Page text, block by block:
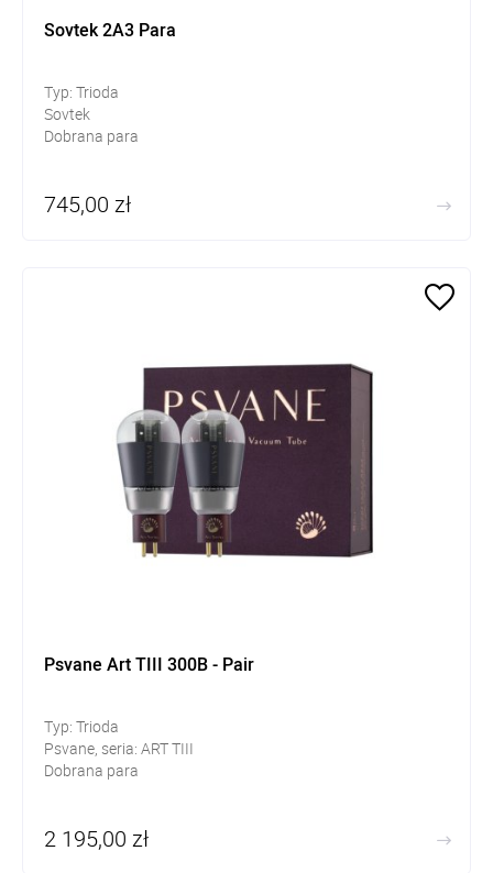
Sovtek 2A3 Para
Typ: Trioda
Sovtek
Dobrana para
745,00 zł
Psvane Art TIII 300B - Pair
Typ: Trioda
Psvane, seria: ART TIII
Dobrana para
2 195,00 zł